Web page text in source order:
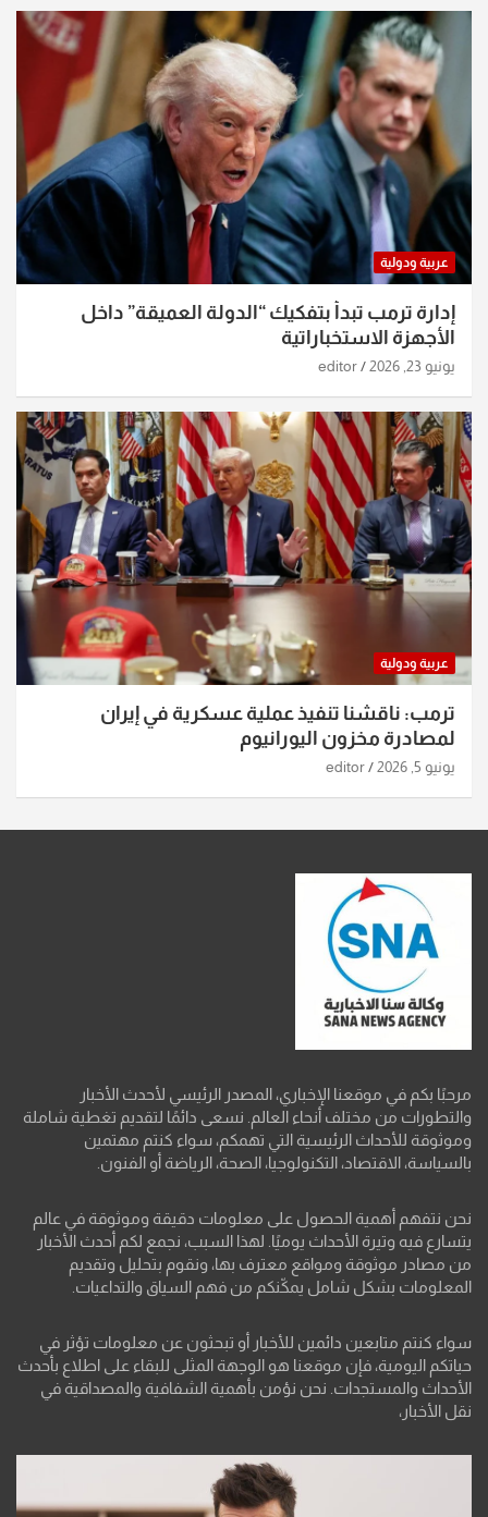
عربية ودولية
إدارة ترمب تبدأ بتفكيك “الدولة العميقة” داخل
الأجهزة الاستخباراتية
يونيو 23, 2026 editor
عربية ودولية
ترمب: ناقشنا تنفيذ عملية عسكرية في إيران
لمصادرة مخزون اليورانيوم
يونيو 5, 2026 editor
مرحبًا بكم في موقعنا الإخباري، المصدر الرئيسي لأحدث الأخبار
والتطورات من مختلف أنحاء العالم. نسعى دائمًا لتقديم تغطية شاملة
وموثوقة للأحداث الرئيسية التي تهمكم، سواء كنتم مهتمين
بالسياسة، الاقتصاد، التكنولوجيا، الصحة، الرياضة أو الفنون.
نحن نتفهم أهمية الحصول على معلومات دقيقة وموثوقة في عالم
يتسارع فيه وتيرة الأحداث يوميًا. لهذا السبب، نجمع لكم أحدث الأخبار
من مصادر موثوقة ومواقع معترف بها، ونقوم بتحليل وتقديم
المعلومات بشكل شامل يمكّنكم من فهم السياق والتداعيات.
سواء كنتم متابعين دائمين للأخبار أو تبحثون عن معلومات تؤثر في
حياتكم اليومية، فإن موقعنا هو الوجهة المثلى للبقاء على اطلاع بأحدث
الأحداث والمستجدات. نحن نؤمن بأهمية الشفافية والمصداقية في
نقل الأخبار،